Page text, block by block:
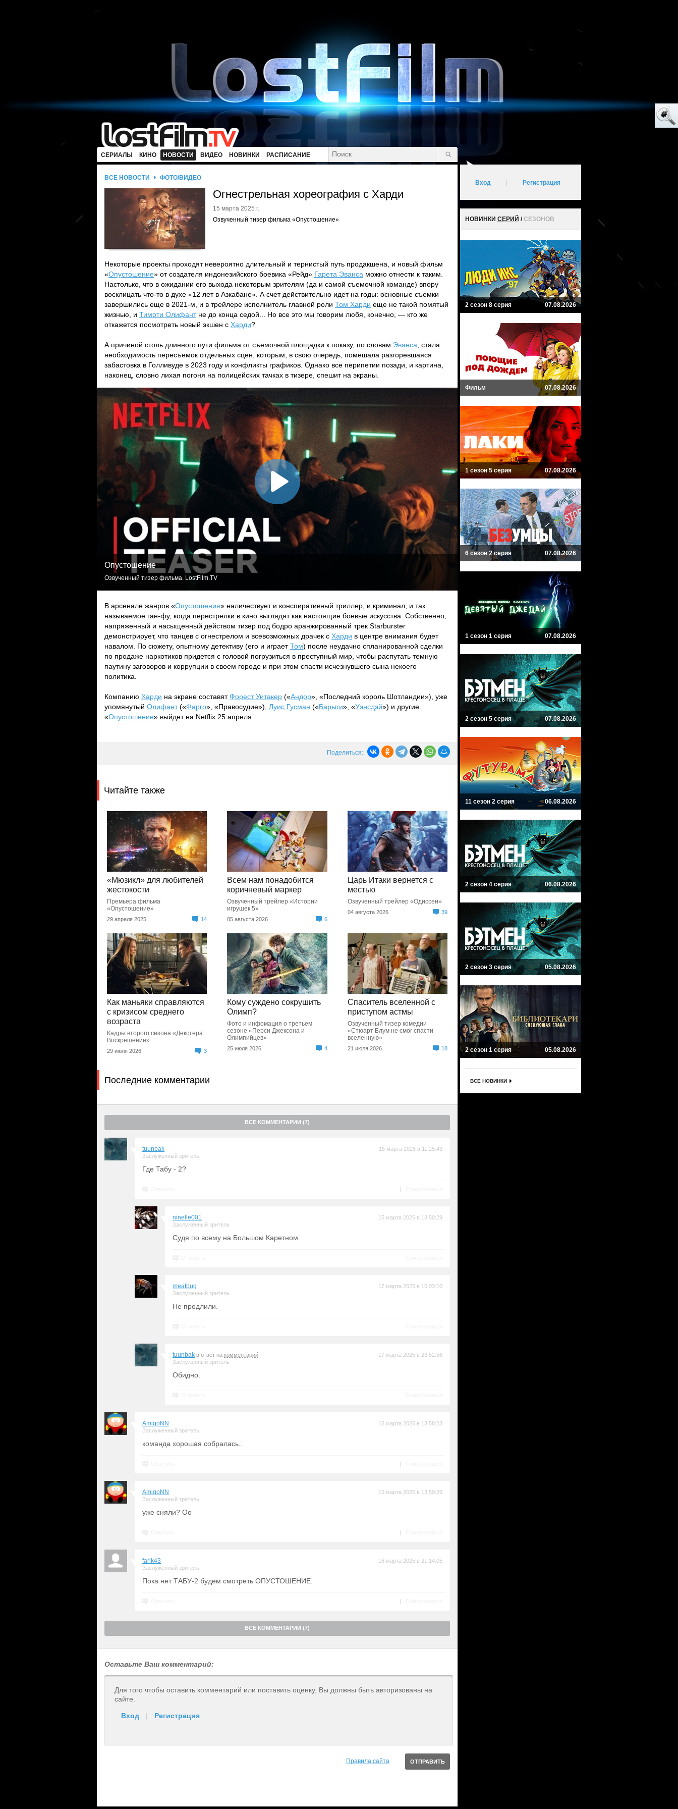
СЕРИАЛЫ КИНО НОВОСТИ ВИДЕО НОВИНКИ РАСПИСАНИЕ
ВСЕ НОВОСТИ ФОТО/ВИДЕО
Огнестрельная хореография с Харди
15 марта 2025 г.
Озвученный тизер фильма «Опустошение»
Некоторые проекты проходят невероятно длительный и тернистый путь продакшена, и новый фильм
«Опустошение» от создателя индонезийского боевика «Рейд» Гарета Эванса можно отнести к таким.
Настолько, что в ожидании его выхода некоторым зрителям (да и самой съемочной команде) впору
восклицать что-то в духе «12 лет в Азкабане». А счет действительно идет на годы: основные съемки
завершились еще в 2021-м, и в трейлере исполнитель главной роли Том Харди еще не такой помятый
жизнью, и Тимоти Олифантне до конца седой... Но все это мы говорим любя, конечно, — кто же
откажется посмотреть новый экшен с Харди?
А причиной столь длинного пути фильма от съемочной площадки к показу, по словам Эванса , стала
необходимость пересъемок отдельных сцен, которым, в свою очередь, помешала разгоревшаяся
забастовка в Голливуде в 2023 году и конфликты графиков. Однако все перипетии позади, и картина,
наконец, словно лихая погоня на полицейских тачках в тизере, спешит на экраны.
Опустошение
Озвученный тизер фильма. LostFilm.TV
В арсенале жанров «Опустошения» наличествует и конспиративный триллер, и криминал, и так
называемое ган-фу, когда перестрелки в кино выглядят как настоящие боевые искусства. Собственно,
напряженный и насыщенный действом тизер под бодро аранжированный трек Starburster
демонстрирует, что танцев с огнестрелом и всевозможных драчек с Харди в центре внимания будет
навалом. По сюжету, опытному детективу (его и играетТом) после неудачно спланированной сделки
по продаже наркотиков придется с головой погрузиться в преступный мир, чтобы распутать темную
паутину заговоров и коррупции в своем городе и при этом спасти исчезнувшего сына некоего
политика.
Компанию Харди на экране составятФорест Уитакер («Андор», «Последний король Шотландии»), уже
упомянутый Олифант(«Фарго», «Правосудие»), Луис Гусман («Барыги», «Уэнсдэй») и другие.
«Опустошение» выйдет на Netflix 25 апреля.
Поделиться:
Читайте также
«Мюзикл» для любителей
жестокости
Премьера фильма
«Опустошение»
29 апреля 2025 14
Всем нам понадобится
коричневый маркер
Озвученный трейлер «Истории
игрушек 5»
05 августа 2026 6
Царь Итаки вернется с
местью
Озвученный трейлер «Одиссеи»
04 августа 2026 39
Как маньяки справляются
с кризисом среднего
возраста
Кадры второго сезона «Декстера:
Воскрешение»
29 июля 2026 3
Кому суждено сокрушить
Олимп?
Фото и инфомация о третьем
сезоне «Перси Джексона и
Олимпийцев»
25 июля 2026 4
Спаситель вселенной с
приступом астмы
Озвученный тизер комедии
«Стюарт Блум не смог спасти
вселенную»
21 июля 2026 18
Последние комментарии
ВСЕ КОММЕНТАРИИ (7)
tuunbak
Заслуженный зритель
15 марта 2025 в 11:25:43
Где Табу - 2?
|
ninelle001
Заслуженный зритель
15 марта 2025 в 13:50:29
Судя по всему на Большом Каретном.
meatbug
Заслуженный зритель
17 марта 2025 в 15:03:10
Не продлили.
tuunbak в ответ на комментарий
Заслуженный зритель
17 марта 2025 в 23:52:56
Обидно.
AmigoNN
Заслуженный зритель
15 марта 2025 в 13:58:23
команда хорошая собралась..
|
AmigoNN
Заслуженный зритель
15 марта 2025 в 13:59:29
уже сняли? Оо
|
farik43
Заслуженный зритель
16 марта 2025 в 21:14:05
Пока нет ТАБУ-2 будем смотреть ОПУСТОШЕНИЕ.
|
ВСЕ КОММЕНТАРИИ (7)
Оставьте Ваш комментарий:
Для того чтобы оставить комментарий или поставить оценку, Вы должны быть авторизованы на
сайте.
Вход | Регистрация
Правила сайта
Вход Регистрация
НОВИНКИ СЕРИЙ /СЕЗОНОВ
2 сезон 8 серия 07.08.2026
Фильм 07.08.2026
1 сезон 5 серия 07.08.2026
6 сезон 2 серия 07.08.2026
1 сезон 1 серия 07.08.2026
2 сезон 5 серия 07.08.2026
11 сезон 2 серия 06.08.2026
2 сезон 4 серия 06.08.2026
2 сезон 3 серия 05.08.2026
2 сезон 1 серия 05.08.2026
ВСЕ НОВИНКИ